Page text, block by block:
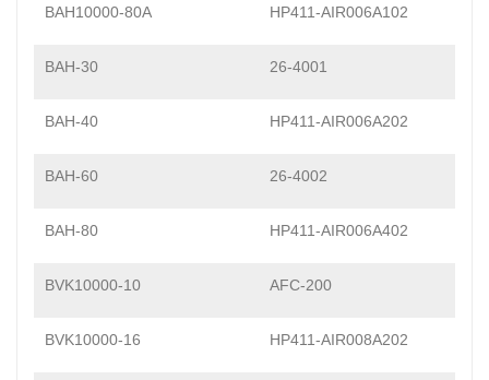
BAH10000-80A HP411-AIR006A102
BAH-30 26-4001
BAH-40 HP411-AIR006A202
BAH-60 26-4002
BAH-80 HP411-AIR006A402
BVK10000-10 AFC-200
BVK10000-16 HP411-AIR008A202